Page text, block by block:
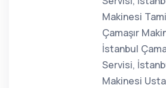
Makinesi
Çamaşır
İstanbul
Servisi,
Makinesi